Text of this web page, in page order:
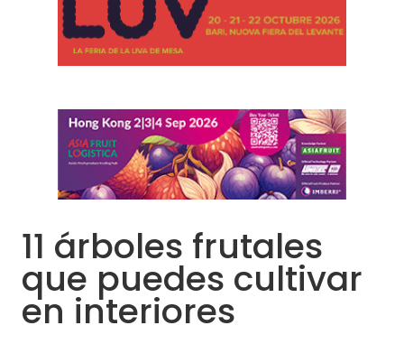
11 árboles frutales
que puedes cultivar
en interiores